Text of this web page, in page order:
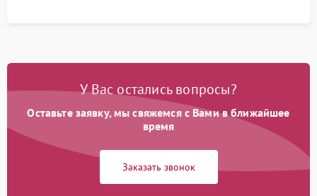
У Вас остались вопросы?
Оставьте заявку, мы свяжемся с Вами в ближайшее
время
Заказать звонок